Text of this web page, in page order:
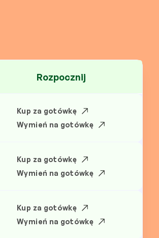
Rozpocznij
Kup za gotówkę
Wymień na gotówkę
Kup za gotówkę
Wymień na gotówkę
Kup za gotówkę
Wymień na gotówkę